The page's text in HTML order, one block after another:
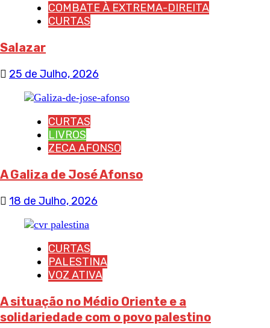
COMBATE À EXTREMA-DIREITA
CURTAS
Salazar
25 de Julho, 2026
CURTAS
LIVROS
ZECA AFONSO
A Galiza de José Afonso
18 de Julho, 2026
CURTAS
PALESTINA
VOZ ATIVA
A situação no Médio Oriente e a
solidariedade com o povo palestino